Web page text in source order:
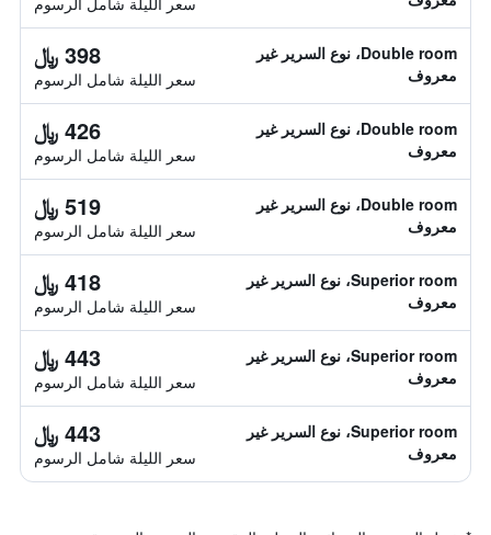
Double room، نوع السرير غير
معروف
398 ﷼
سعر الليلة شامل الرسوم
Double room، نوع السرير غير
معروف
426 ﷼
سعر الليلة شامل الرسوم
Double room، نوع السرير غير
معروف
519 ﷼
سعر الليلة شامل الرسوم
Superior room، نوع السرير غير
معروف
418 ﷼
سعر الليلة شامل الرسوم
Superior room، نوع السرير غير
معروف
443 ﷼
سعر الليلة شامل الرسوم
Superior room، نوع السرير غير
معروف
443 ﷼
سعر الليلة شامل الرسوم